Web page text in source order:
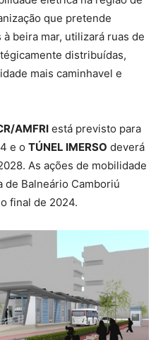
que pretende
beira mar, utilizará ruas de
distribuídas,
mais caminhavel e
AMFRI está previsto para
e o TÚNEL IMERSO deverá
As ações de mobilidade
de Balneário Camboriú
final de 2024.